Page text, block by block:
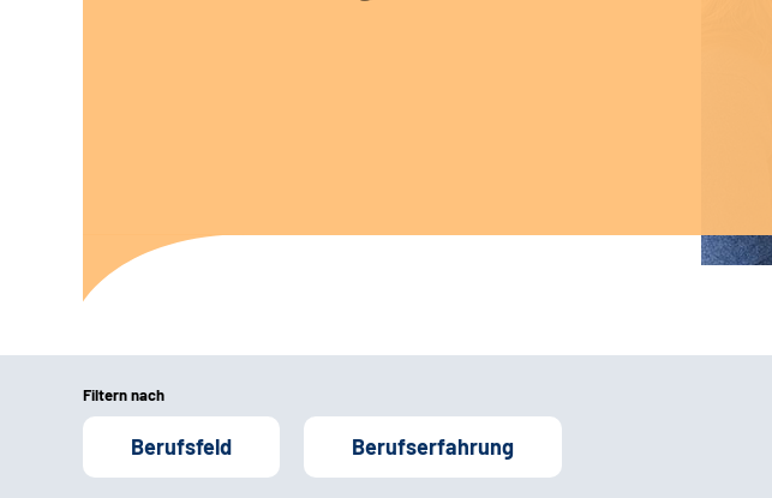
Filtern nach
Berufsfeld Berufserfahrung